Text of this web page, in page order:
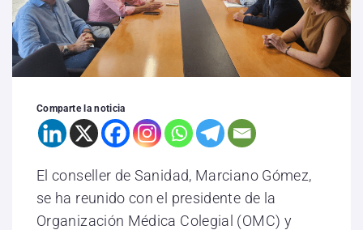
Comparte la noticia
El conseller de Sanidad, Marciano Gómez,
se ha reunido con el presidente de la
Organización Médica Colegial (OMC) y